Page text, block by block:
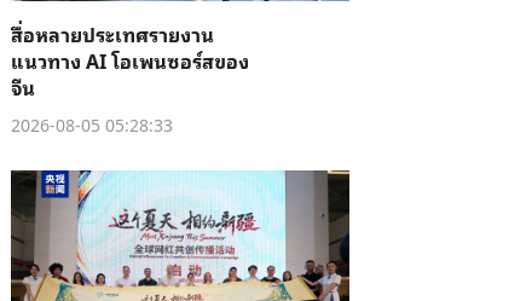
สื่อหลายประเทศรายงาน
แนวทาง AI โอเพนซอร์สของ
จีน
2026-08-05 05:28:33